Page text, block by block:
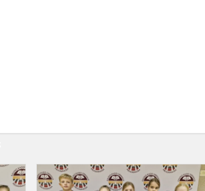
Nacionalinis
1-